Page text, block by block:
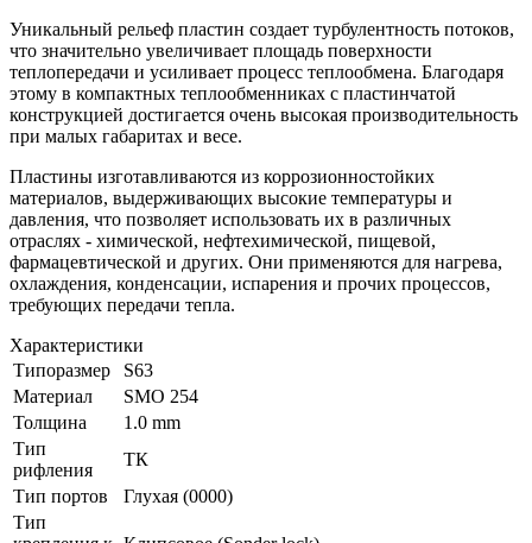
Уникальный рельеф пластин создает турбулентность потоков,
что значительно увеличивает площадь поверхности
теплопередачи и усиливает процесс теплообмена. Благодаря
этому в компактных теплообменниках с пластинчатой
конструкцией достигается очень высокая производительность
при малых габаритах и весе.
Пластины изготавливаются из коррозионностойких
материалов, выдерживающих высокие температуры и
давления, что позволяет использовать их в различных
отраслях - химической, нефтехимической, пищевой,
фармацевтической и других. Они применяются для нагрева,
охлаждения, конденсации, испарения и прочих процессов,
требующих передачи тепла.
Характеристики
Типоразмер
S63
Материал
SMO 254
Толщина
1.0 mm
Тип
рифления
ТК
Тип портов
Глухая (0000)
Тип